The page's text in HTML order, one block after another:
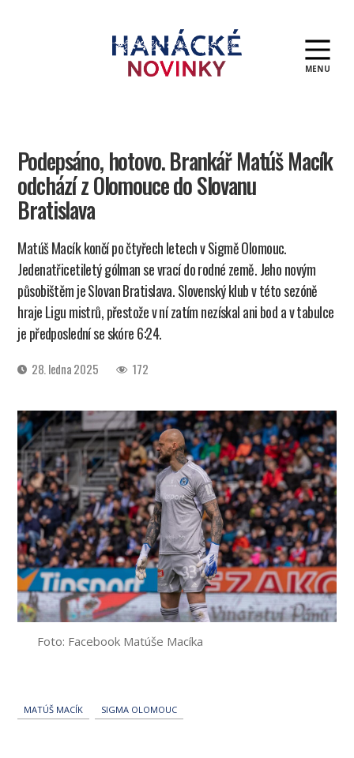
MENU
Podepsáno, hotovo. Brankář Matúš Macík
odchází z Olomouce do Slovanu
Bratislava
Matúš Macík končí po čtyřech letech v Sigmě Olomouc.
Jedenatřicetiletý gólman se vrací do rodné země. Jeho novým
působištěm je Slovan Bratislava. Slovenský klub v této sezóně
hraje Ligu mistrů, přestože v ní zatím nezískal ani bod a v tabulce
je předposlední se skóre 6:24.
Datum28. ledna 2025 172
Foto: Facebook Matúše Macíka
MATÚŠ MACÍK SIGMA OLOMOUC